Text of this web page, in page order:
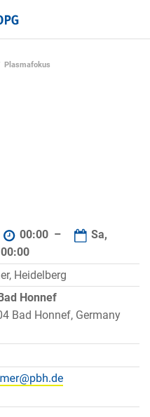
Plasmafokus
00:00 –
Sa,
00:00
Heidelberg
Honnef
Bad Honnef, Germany